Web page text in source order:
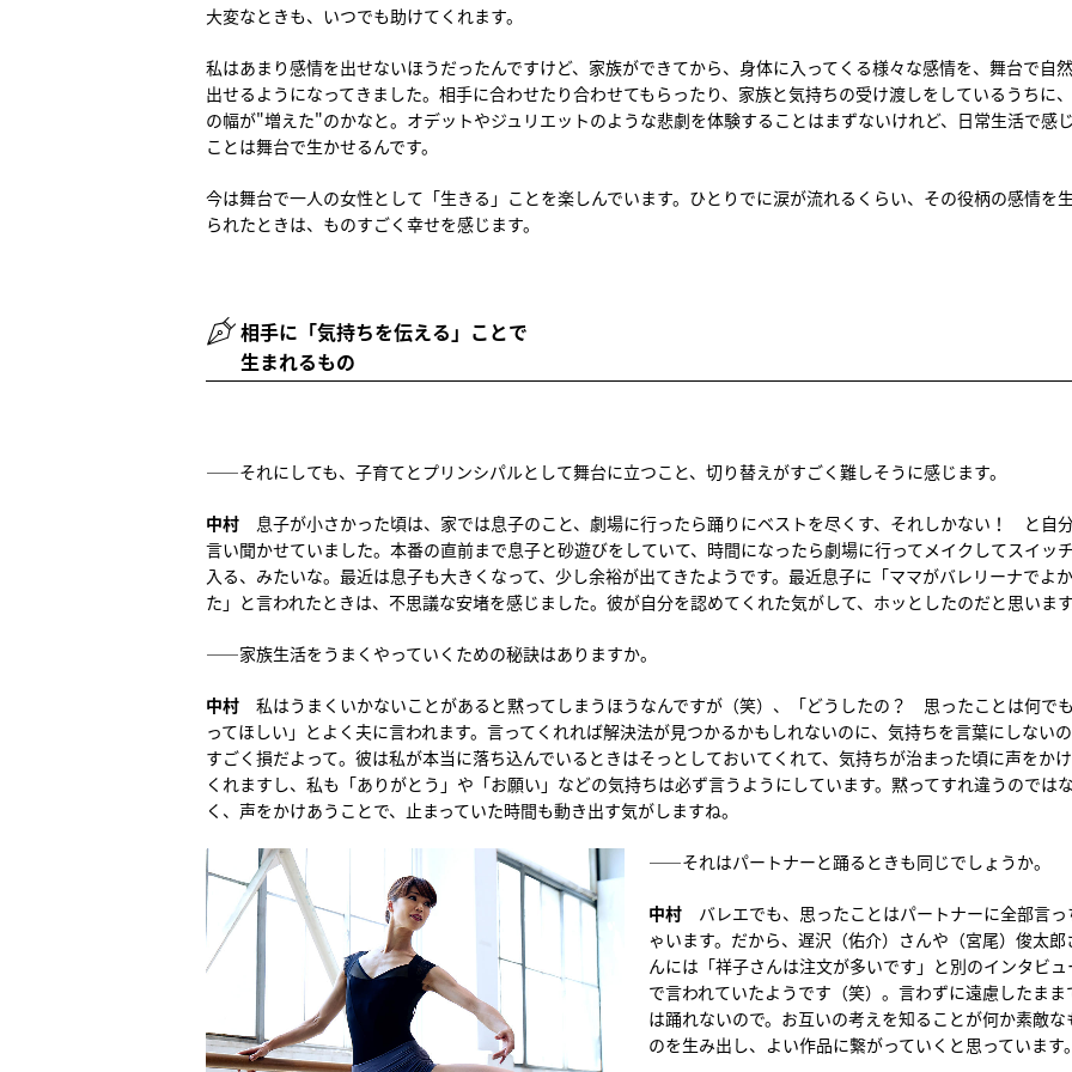
大変なときも、いつでも助けてくれます。
私はあまり感情を出せないほうだったんですけど、家族ができてから、身体に入ってくる様々な感情を、舞台で自
出せるようになってきました。相手に合わせたり合わせてもらったり、家族と気持ちの受け渡しをしているうちに
の幅が"増えた"のかなと。オデットやジュリエットのような悲劇を体験することはまずないけれど、日常生活で感
ことは舞台で生かせるんです。
今は舞台で一人の女性として「生きる」ことを楽しんでいます。ひとりでに涙が流れるくらい、その役柄の感情を
られたときは、ものすごく幸せを感じます。
相手に「気持ちを伝える」ことで
生まれるもの
――それにしても、子育てとプリンシパルとして舞台に立つこと、切り替えがすごく難しそうに感じます。
中村 息子が小さかった頃は、家では息子のこと、劇場に行ったら踊りにベストを尽くす、それしかない！ と自
言い聞かせていました。本番の直前まで息子と砂遊びをしていて、時間になったら劇場に行ってメイクしてスイッ
入る、みたいな。最近は息子も大きくなって、少し余裕が出てきたようです。最近息子に「ママがバレリーナでよ
た」と言われたときは、不思議な安堵を感じました。彼が自分を認めてくれた気がして、ホッとしたのだと思います
――家族生活をうまくやっていくための秘訣はありますか。
中村 私はうまくいかないことがあると黙ってしまうほうなんですが（笑）、「どうしたの？ 思ったことは何で
ってほしい」とよく夫に言われます。言ってくれれば解決法が見つかるかもしれないのに、気持ちを言葉にしない
すごく損だよって。彼は私が本当に落ち込んでいるときはそっとしておいてくれて、気持ちが治まった頃に声をか
くれますし、私も「ありがとう」や「お願い」などの気持ちは必ず言うようにしています。黙ってすれ違うのではな
く、声をかけあうことで、止まっていた時間も動き出す気がしますね。
――それはパートナーと踊るときも同じでしょうか。
中村 バレエでも、思ったことはパートナーに全部言っ
ゃいます。だから、遅沢（佑介）さんや（宮尾）俊太郎
んには「祥子さんは注文が多いです」と別のインタビュ
で言われていたようです（笑）。言わずに遠慮したまま
は踊れないので。お互いの考えを知ることが何か素敵な
のを生み出し、よい作品に繋がっていくと思っています。